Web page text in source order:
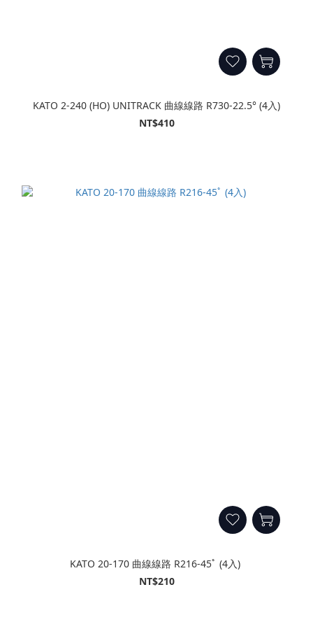
KATO 2-240 (HO) UNITRACK 曲線線路 R730-22.5° (4入)
NT$410
KATO 20-170 曲線線路 R216-45ﾟ (4入)
NT$210